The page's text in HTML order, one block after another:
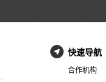
快速导航
合作机构